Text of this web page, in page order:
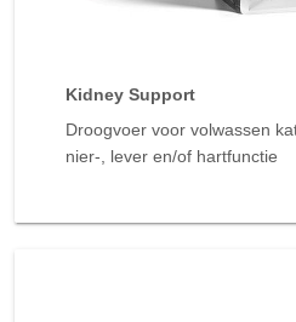
Kidney Support
Droogvoer voor volwassen
nier-, lever en/of hartfunctie